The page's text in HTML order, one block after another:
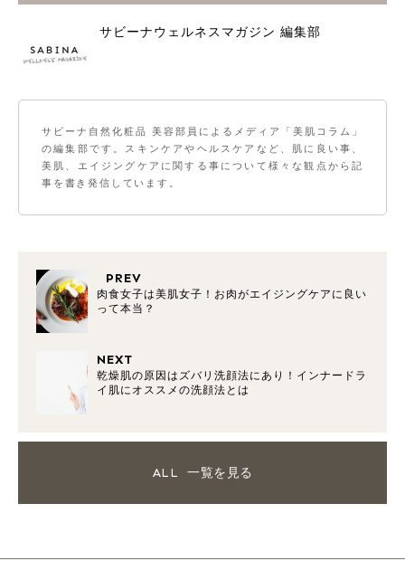
サビーナウェルネスマガジン 編集部
サビーナ自然化粧品 美容部員によるメディア「美肌コラム」
の編集部です。スキンケアやヘルスケアなど、肌に良い事、
美肌、エイジングケアに関する事について様々な観点から記
事を書き発信しています。
PREV
肉食女子は美肌女子！お肉がエイジングケアに良い
って本当？
NEXT
乾燥肌の原因はズバリ洗顔法にあり！インナードラ
イ肌にオススメの洗顔法とは
ALL 一覧を見る